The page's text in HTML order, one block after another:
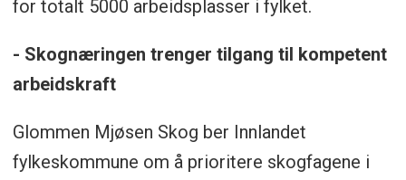
for totalt 5000 arbeidsplasser i fylket.
- Skognæringen trenger tilgang til kompetent
arbeidskraft
Glommen Mjøsen Skog ber Innlandet
fylkeskommune om å prioritere skogfagene i